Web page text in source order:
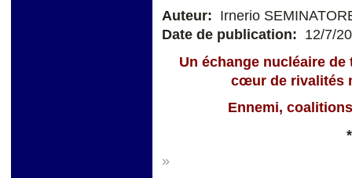
Auteur: Irnerio
Date de publication: 12/7/
Un échange nucléaire
cœur de rivalités
Ennemi,
»